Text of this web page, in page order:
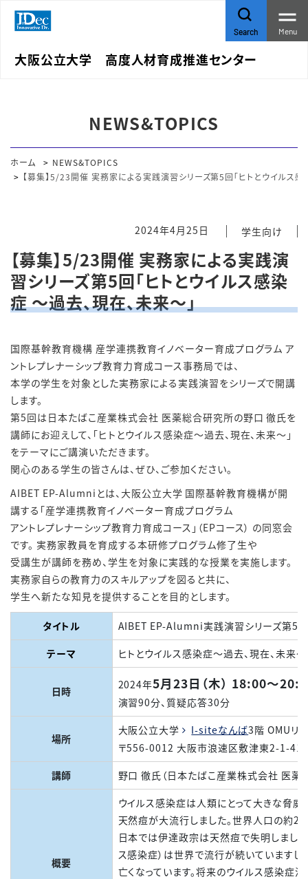
大阪公立大学 高度人材育成推進センター
Search Menu
NEWS&TOPICS
ホーム
NEWS&TOPICS
【募集】5/23開催 実務家による実践演習シリーズ第5回「ヒトとウイルス感
2024年4月25日 学生向け
【募集】5/23開催 実務家による実践演
習シリーズ第5回「ヒトとウイルス感染
症 ～過去、現在、未来～」
国際基幹教育機構 産学連携教育イノベーター育成プログラム ア
ントレプレナーシップ教育力育成コース事務局では、
本学の学生を対象とした実務家による実践演習をシリーズで開講
します。
第5回は日本たばこ産業株式会社 医薬総合研究所の野口 徹氏を
講師にお迎えして、「ヒトとウイルス感染症～過去、現在、未来～」
をテーマにご講演いただきます。
関心のある学生の皆さんは、ぜひ、ご参加ください。
AIBET EP-Alumniとは、大阪公立大学 国際基幹教育機構が開
講する「産学連携教育イノベーター育成プログラム
アントレプレナーシップ教育力育成コース」（EPコース） の同窓会
です。 実務家教員を育成する本研修プログラム修了生や
受講生が講師を務め、学生を対象に実践的な授業を実施します。
実務家自らの教育力のスキルアップを図ると共に、
学生へ新たな知見を提供することを目的とします。
タイトル
AIBET EP-Alumni実践演習シリーズ第5回
テーマ
ヒトとウイルス感染症～過去、現在、未来～
日時 2024年5月23日（木） 18:00～
演習90分、質疑応答30分
場所
大阪公立大学 I-siteなんば3階 OMUリ
〒556-0012 大阪市浪速区敷津東2-1-41
講師
野口 徹氏（日本たばこ産業株式会社 医薬
概要
ウイルス感染症は人類にとって大きな脅威
天然痘が大流行しました。世界人口の約
日本では伊達政宗は天然痘で失明しまし
ス感染症）は世界で流行が続いています
亡くなっています。将来のウイルス感染症